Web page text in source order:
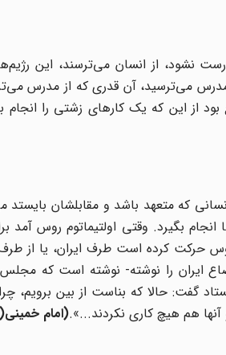
نشود، از انسان می‌ترسند، این
می‌ترسید، آن قدری که از مدرس
از این که یک کارهای زشتی را
که متعهد باشد و مقابلشان
بگیرد. وقتی اولتیماتوم روس آمد
حرکت کرده است طرف ایران، یا از طرف
ایران را نوشته- نوشته است که
گفت: حالا که بناست از بین برویم،
آنها هم هیچ کاری نکردند...».(امام خمینی(ره)؛ ۱۴